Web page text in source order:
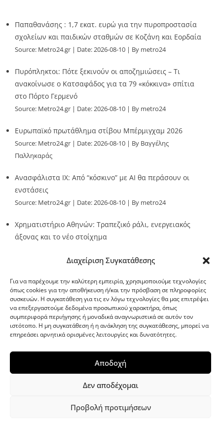
Διαχείριση Συγκατάθεσης
Για να παρέχουμε την καλύτερη εμπειρία, χρησιμοποιούμε τεχνολογίες
όπως cookies για την αποθήκευση ή/και την πρόσβαση σε πληροφορίες
συσκευών. Η συγκατάθεση για τις εν λόγω τεχνολογίες θα μας επιτρέψει
να επεξεργαστούμε δεδομένα προσωπικού χαρακτήρα, όπως
συμπεριφορά περιήγησης ή μοναδικά αναγνωριστικά σε αυτόν τον
ιστότοπο. Η μη συγκατάθεση ή η ανάκληση της συγκατάθεσης, μπορεί να
επηρεάσει αρνητικά ορισμένες λειτουργίες και δυνατότητες.
Αποδοχή
Δεν αποδέχομαι
Προβολή προτιμήσεων
Παπαθανάσης : 1,7 εκατ. ευρώ για την πυροπροστασία
σχολείων και παιδικών σταθμών σε Κοζάνη και Εορδαία
Source: Metro24.gr Date: 2026-08-10 By metro24
Πυρόπληκτοι: Πότε ξεκινούν οι αποζημιώσεις – Τι
ανακοίνωσε ο Κατσαφάδος για τα 79 «κόκκινα» σπίτια
στο Πόρτο Γερμενό
Source: Metro24.gr Date: 2026-08-10 By metro24
Ευρωπαϊκό πρωτάθλημα στίβου Μπέρμιγχαμ 2026
Source: Metro24.gr Date: 2026-08-10
By Βαγγέλης
Παλληκαράς
Ανασφάλιστα ΙΧ: Από “κόσκινο” με AI θα περάσουν οι
ενστάσεις
Source: Metro24.gr Date: 2026-08-10 By metro24
Χρηματιστήριο Αθηνών: Τραπεζικό ράλι, ενεργειακός
άξονας και το νέο στοίχημα
G-point.gr